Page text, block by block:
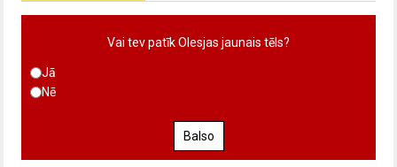
Vai tev patīk Olesjas jaunais tēls?
Jā
Nē
Balso